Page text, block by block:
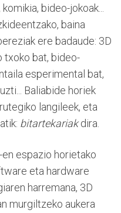
bideo-jokoak...
baina
ere badaude: 3D
txoko bat, bideo-
esperimental bat,
Baliabide horiek
langileek, eta
bitartekariakdira.
espazio horietako
eta hardware
harremana, 3D
murgiltzeko aukera